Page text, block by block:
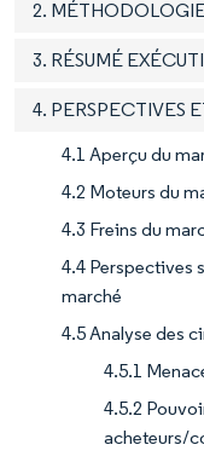
2.
3. RÉSUMÉ
4. PERSPECTIVES
4.1 Aperçu du
4.2 Moteurs du
4.3 Freins du
4.4 Perspectives
marché
4.5 Analyse des
4.5.1
4.5.2
acheteurs/